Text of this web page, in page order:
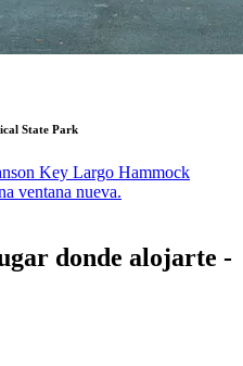
State Park
Key Largo Hammock
ventana nueva.
donde alojarte -